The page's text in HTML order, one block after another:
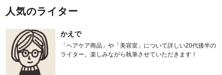
人気のライター
かえで
「ヘアケア商品」や「美容室」について詳しい20代後半の
ライター。楽しみながら執筆させていただきます！